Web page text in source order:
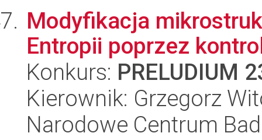
Modyfikacja
Entropii poprzez
Konkurs: PRELUDIUM
Kierownik: Grzegorz
Narodowe Centrum